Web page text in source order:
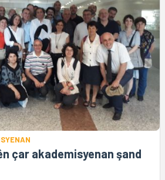
çar akademisyenan şand